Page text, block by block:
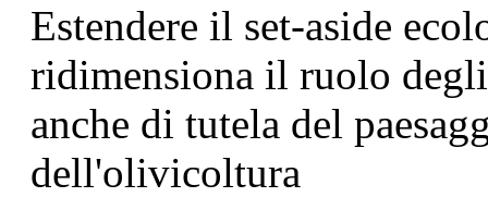
Estendere il set-aside
ridimensiona il ruolo
anche di tutela del
dell'olivicoltura